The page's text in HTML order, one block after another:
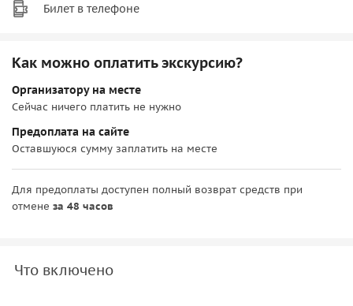
Билет в телефоне
Как можно оплатить экскурсию?
Организатору на месте
Сейчас ничего платить не нужно
Предоплата на сайте
Оставшуюся сумму заплатить на месте
Для предоплаты доступен полный возврат средств при
отмене за 48 часов
Что включено